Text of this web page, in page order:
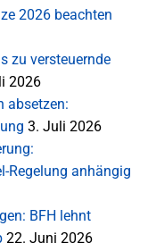
2026 beachten
zu versteuernde
2026
absetzen:
3. Juli 2026
Regelung anhängig
BFH lehnt
22. Juni 2026